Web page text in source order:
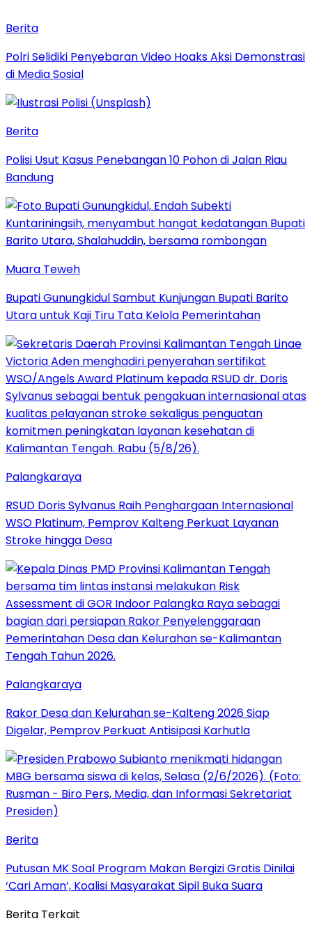
Berita
Polri Selidiki Penyebaran Video Hoaks Aksi Demonstrasi
di Media Sosial
Berita
Polisi Usut Kasus Penebangan 10 Pohon di Jalan Riau
Bandung
Muara Teweh
Bupati Gunungkidul Sambut Kunjungan Bupati Barito
Utara untuk Kaji Tiru Tata Kelola Pemerintahan
Palangkaraya
RSUD Doris Sylvanus Raih Penghargaan Internasional
WSO Platinum, Pemprov Kalteng Perkuat Layanan
Stroke hingga Desa
Palangkaraya
Rakor Desa dan Kelurahan se-Kalteng 2026 Siap
Digelar, Pemprov Perkuat Antisipasi Karhutla
Berita
Putusan MK Soal Program Makan Bergizi Gratis Dinilai
‘Cari Aman’, Koalisi Masyarakat Sipil Buka Suara
Berita Terkait